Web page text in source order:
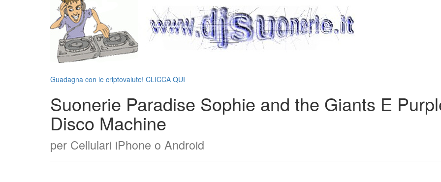
Guadagna con le criptovalute! CLICCA QUI
Suonerie Paradise Sophie and the Giants E
Disco Machine
per Cellulari iPhone o Android